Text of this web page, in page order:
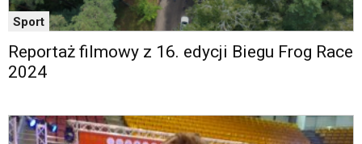
Sport
Reportaż filmowy z 16. edycji Biegu Frog Race
2024